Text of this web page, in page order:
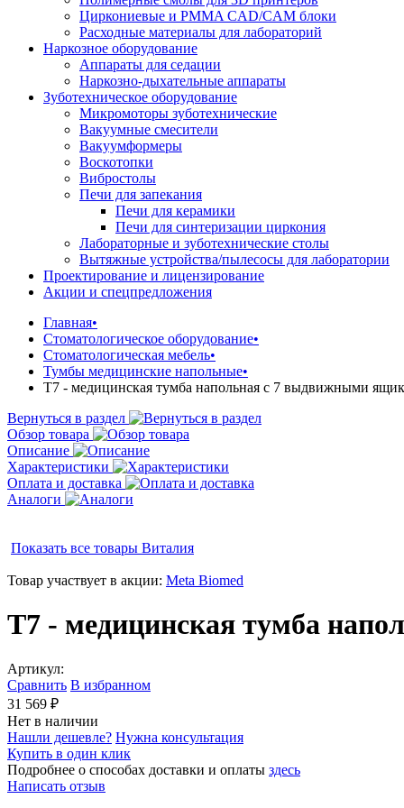
Циркониевые и PMMA CAD/CAM блоки
Расходные материалы для лабораторий
Наркозное оборудование
Аппараты для седации
Наркозно-дыхательные аппараты
Зуботехническое оборудование
Микромоторы зуботехнические
Вакуумные смесители
Вакуумформеры
Воскотопки
Вибростолы
Печи для запекания
Печи для керамики
Печи для синтеризации циркония
Лабораторные и зуботехнические столы
Вытяжные устройства/пылесосы для лаборатории
Проектирование и лицензирование
Акции и спецпредложения
Главная•
Стоматологическое оборудование•
Стоматологическая мебель•
Тумбы медицинские напольные•
Т7 - медицинская тумба напольная с 7 выдвижными
Вернуться в раздел
Обзор товара
Описание
Характеристики
Оплата и доставка
Аналоги
Показать все товары Виталия
Товар участвует в акции: Meta Biomed
Т7 - медицинская тумба
Артикул:
Сравнить В избранном
31 569 ₽
Нет в наличии
Нашли дешевле? Нужна консультация
Купить в один клик
Подробнее о способах доставки и оплаты здесь
Написать отзыв